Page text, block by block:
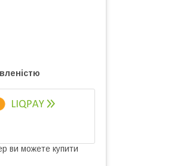
ви можете купити